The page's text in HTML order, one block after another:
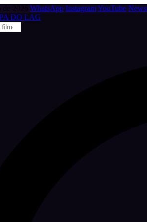
de 2026 WhatsApp InstagramYouTube
DO LAG